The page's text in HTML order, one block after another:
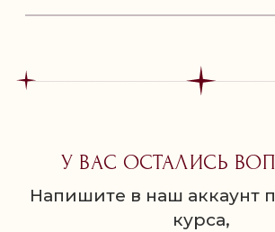
У ВАС ОСТАЛИСЬ
Напишите в наш аккаунт
курса,